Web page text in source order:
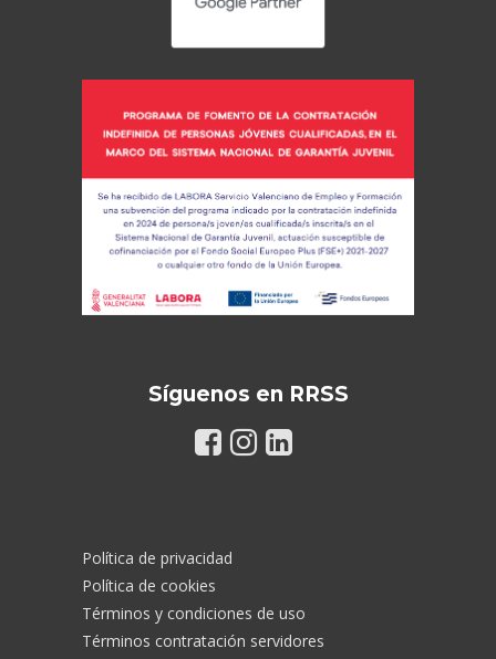
Síguenos en RRSS
Política de privacidad
Política de cookies
Términos y condiciones de uso
Términos contratación servidores